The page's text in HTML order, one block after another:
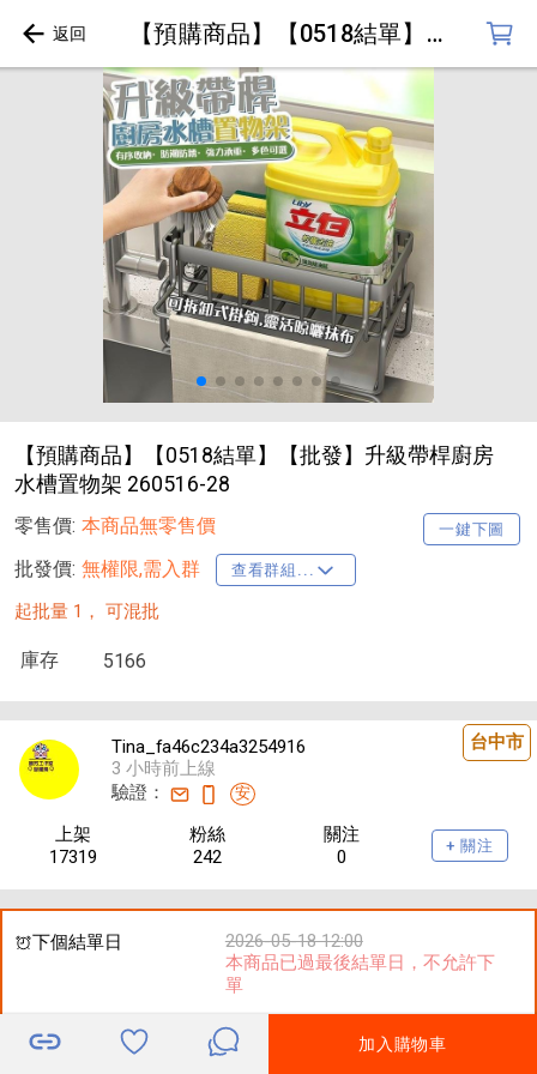
【預購商品】【0518結單】【批發】升級帶桿廚房水槽置物架 260516-28
【預購商品】【0518結單】【批發】升級帶桿廚房
水槽置物架 260516-28
零售價: 一鍵下圖
本商品無零售價
批發價: 無權限,需入群 查看群組...
起批量 1， 可混批
庫存 5166
台中市
Tina_fa46c234a3254916
3 小時前上線
驗證：
安
上架
17319
粉絲
242
關注
0
+ 關注
下個結單日
2026-05-18 12:00
本商品已過最後結單日，不允許下
單
加入購物車